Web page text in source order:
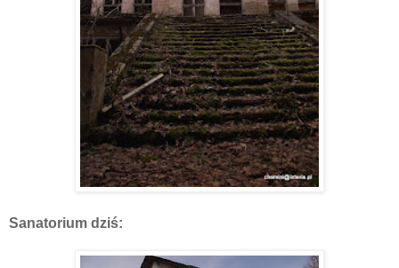
Sanatorium dziś: